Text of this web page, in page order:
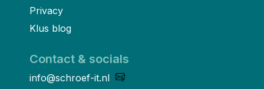
Privacy
Klus blog
Contact & socials
info@schroef-it.nl